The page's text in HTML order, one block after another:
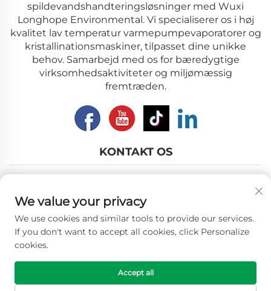
spildevandshandteringsløsninger med Wuxi
Longhope Environmental. Vi specialiserer os i høj
kvalitet lav temperatur varmepumpevaporatorer og
kristallinationsmaskiner, tilpasset dine unikke
behov. Samarbejd med os for bæredygtige
virksomhedsaktiviteter og miljømæssig
fremtræden.
KONTAKT OS
E-mail:[email protected]
Tlf.:+86-18018310578
Copyright © 2026 Wuxi Longhope Environmental co.ltd.
Alle rettigheder forbeholdes. -
We value your privacy
We use cookies and similar tools to provide our services.
If you don't want to accept all cookies, click Personalize
cookies.
Accept all